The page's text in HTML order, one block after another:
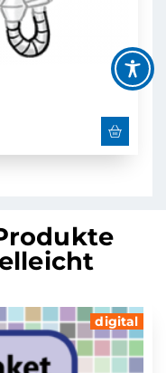
digital